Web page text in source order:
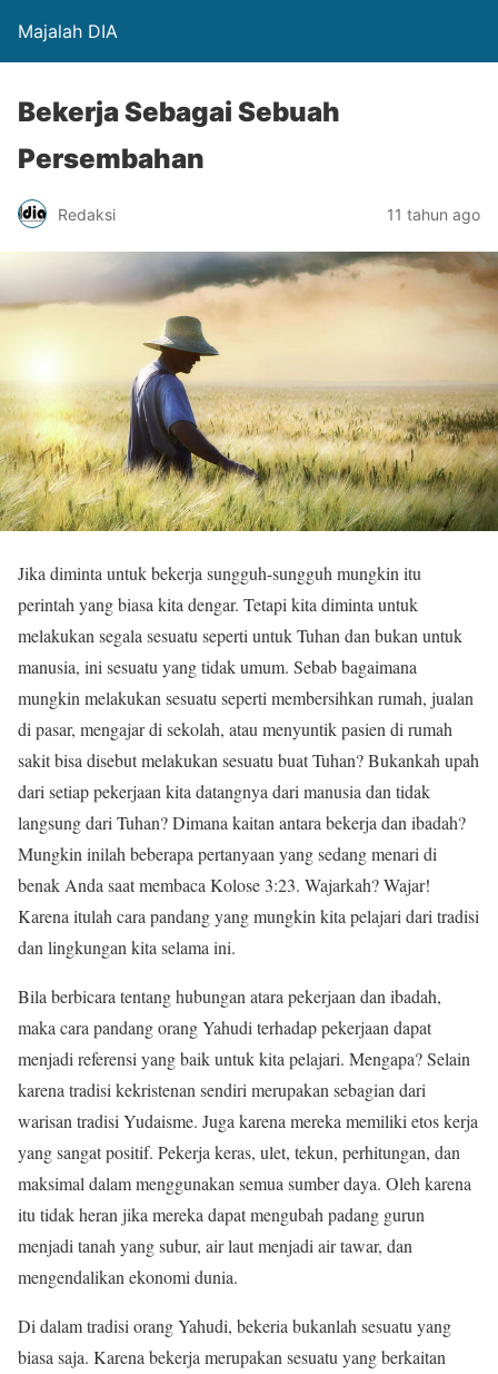
Majalah DIA
Bekerja Sebagai Sebuah
Persembahan
Redaksi 11 tahun ago
Jika diminta untuk bekerja sungguh-sungguh mungkin itu
perintah yang biasa kita dengar. Tetapi kita diminta untuk
melakukan segala sesuatu seperti untuk Tuhan dan bukan untuk
manusia, ini sesuatu yang tidak umum. Sebab bagaimana
mungkin melakukan sesuatu seperti membersihkan rumah, jualan
di pasar, mengajar di sekolah, atau menyuntik pasien di rumah
sakit bisa disebut melakukan sesuatu buat Tuhan? Bukankah upah
dari setiap pekerjaan kita datangnya dari manusia dan tidak
langsung dari Tuhan? Dimana kaitan antara bekerja dan ibadah?
Mungkin inilah beberapa pertanyaan yang sedang menari di
benak Anda saat membaca Kolose 3:23. Wajarkah? Wajar!
Karena itulah cara pandang yang mungkin kita pelajari dari tradisi
dan lingkungan kita selama ini.
Bila berbicara tentang hubungan atara pekerjaan dan ibadah,
maka cara pandang orang Yahudi terhadap pekerjaan dapat
menjadi referensi yang baik untuk kita pelajari. Mengapa? Selain
karena tradisi kekristenan sendiri merupakan sebagian dari
warisan tradisi Yudaisme. Juga karena mereka memiliki etos kerja
yang sangat positif. Pekerja keras, ulet, tekun, perhitungan, dan
maksimal dalam menggunakan semua sumber daya. Oleh karena
itu tidak heran jika mereka dapat mengubah padang gurun
menjadi tanah yang subur, air laut menjadi air tawar, dan
mengendalikan ekonomi dunia.
Di dalam tradisi orang Yahudi, bekeria bukanlah sesuatu yang
biasa saja. Karena bekerja merupakan sesuatu yang berkaitan